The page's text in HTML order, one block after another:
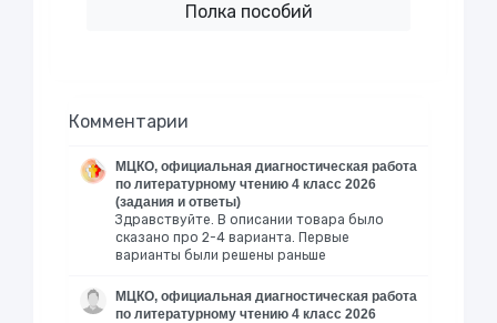
Полка пособий
Комментарии
МЦКО, официальная диагностическая работа
по литературному чтению 4 класс 2026
(задания и ответы)
Здравствуйте. В описании товара было
сказано про 2-4 варианта. Первые
варианты были решены раньше
МЦКО, официальная диагностическая работа
по литературному чтению 4 класс 2026